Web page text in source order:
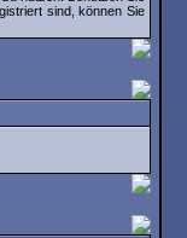
sind, können Sie